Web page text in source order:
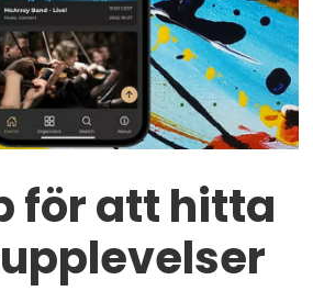
för att hitta